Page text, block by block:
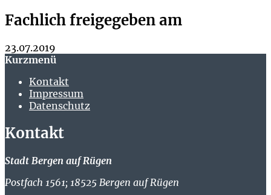
Fachlich freigegeben am
23.07.2019
Kurzmenü
Kontakt
Impressum
Datenschutz
Kontakt
Stadt Bergen auf Rügen
Postfach 1561; 18525 Bergen auf Rügen